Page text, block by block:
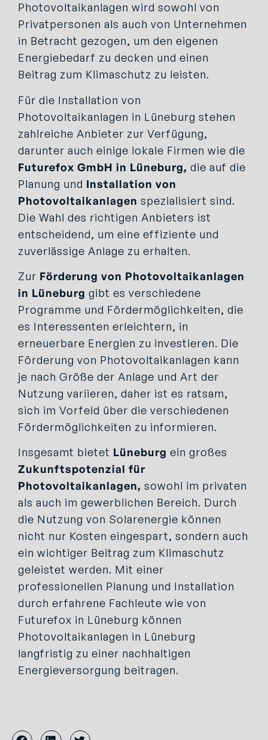
Photovoltaikanlagen wird sowohl von
Privatpersonen als auch von Unternehmen
in Betracht gezogen, um den eigenen
Energiebedarf zu decken und einen
Beitrag zum Klimaschutz zu leisten.
Für die Installation von
Photovoltaikanlagen in Lüneburg stehen
zahlreiche Anbieter zur Verfügung,
darunter auch einige lokale Firmen wie die
Futurefox GmbH in Lüneburg, die auf die
Planung und Installation von
Photovoltaikanlagen spezialisiert sind.
Die Wahl des richtigen Anbieters ist
entscheidend, um eine effiziente und
zuverlässige Anlage zu erhalten.
Zur Förderung von Photovoltaikanlagen
in Lüneburg gibt es verschiedene
Programme und Fördermöglichkeiten, die
es Interessenten erleichtern, in
erneuerbare Energien zu investieren. Die
Förderung von Photovoltaikanlagen kann
je nach Größe der Anlage und Art der
Nutzung variieren, daher ist es ratsam,
sich im Vorfeld über die verschiedenen
Fördermöglichkeiten zu informieren.
Insgesamt bietet Lüneburg ein großes
Zukunftspotenzial für
Photovoltaikanlagen, sowohl im privaten
als auch im gewerblichen Bereich. Durch
die Nutzung von Solarenergie können
nicht nur Kosten eingespart, sondern auch
ein wichtiger Beitrag zum Klimaschutz
geleistet werden. Mit einer
professionellen Planung und Installation
durch erfahrene Fachleute wie von
Futurefox in Lüneburg können
Photovoltaikanlagen in Lüneburg
langfristig zu einer nachhaltigen
Energieversorgung beitragen.